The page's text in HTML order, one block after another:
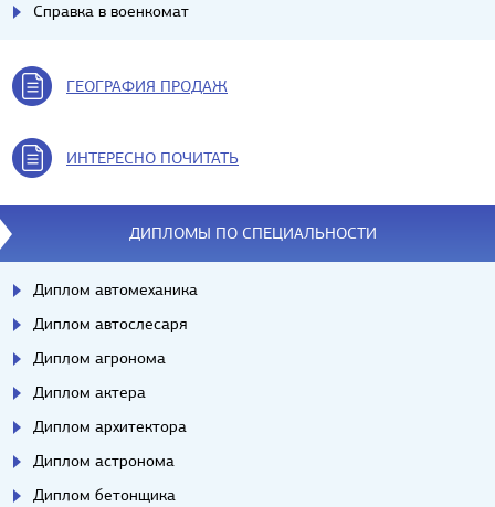
Справка в военкомат
ГЕОГРАФИЯ ПРОДАЖ
ИНТЕРЕСНО ПОЧИТАТЬ
ДИПЛОМЫ ПО СПЕЦИАЛЬНОСТИ
Диплом автомеханика
Диплом автослесаря
Диплом агронома
Диплом актера
Диплом архитектора
Диплом астронома
Диплом бетонщика